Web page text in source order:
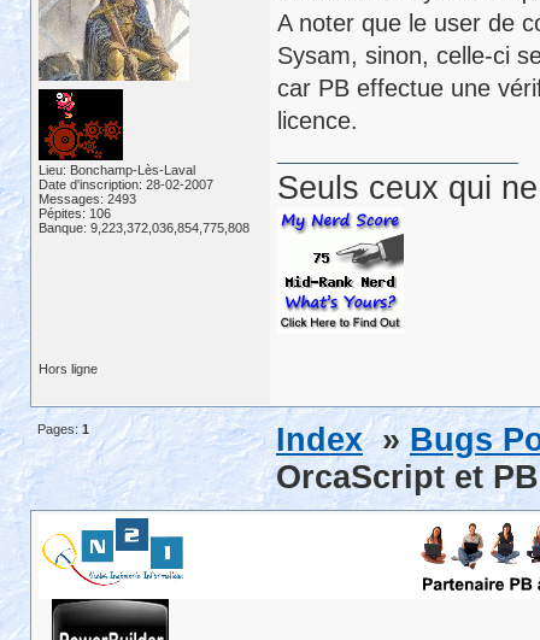
Lieu: Bonchamp-Lès-Laval
Date d'inscription: 28-02-2007
Messages: 2493
Pépites: 106
Banque: 9,223,372,036,854,775,808
A noter que le user de
Sysam, sinon, celle-ci
car PB effectue une
licence.
Seuls ceux qui
Hors ligne
Pages: 1 Index »Bugs
OrcaScript et